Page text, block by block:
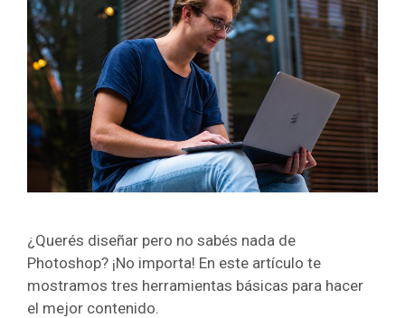
¿Querés diseñar pero no sabés nada de
Photoshop? ¡No importa! En este artículo te
mostramos tres herramientas básicas para hacer
el mejor contenido.